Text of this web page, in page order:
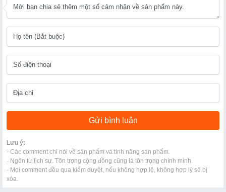
Lưu ý:
- Các comment chỉ nói về sản phẩm và tính năng sản phẩm.
- Ngôn từ lịch sự. Tôn trọng cộng đồng cũng là tôn trọng chính mình.
- Mọi comment đều qua kiểm duyệt, nếu không hợp lệ, không hợp lý sẽ bị
xóa.